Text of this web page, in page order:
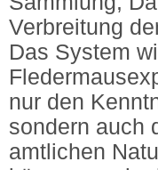
Verbreitung
Das System
nur den
sondern auch
amtlichen